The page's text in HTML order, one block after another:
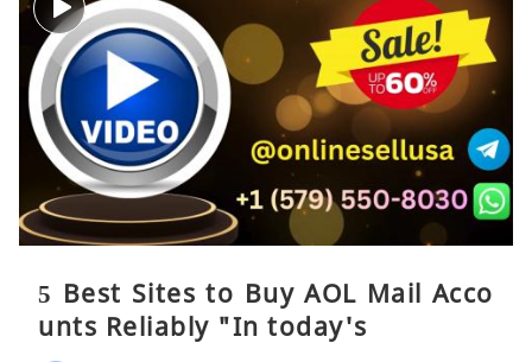
5 Best Sites to Buy AOL Mail Acco
unts Reliably "In today's